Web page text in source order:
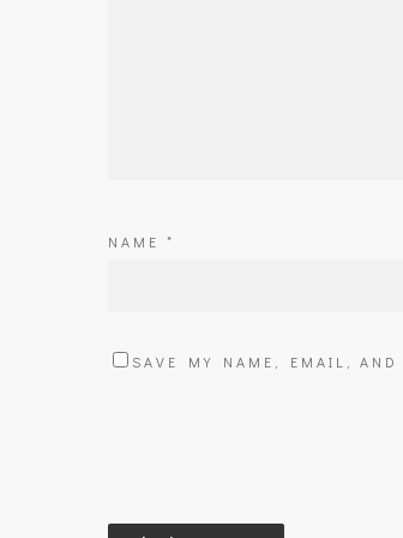
NAME *
SAVE MY NAME, EMAIL,